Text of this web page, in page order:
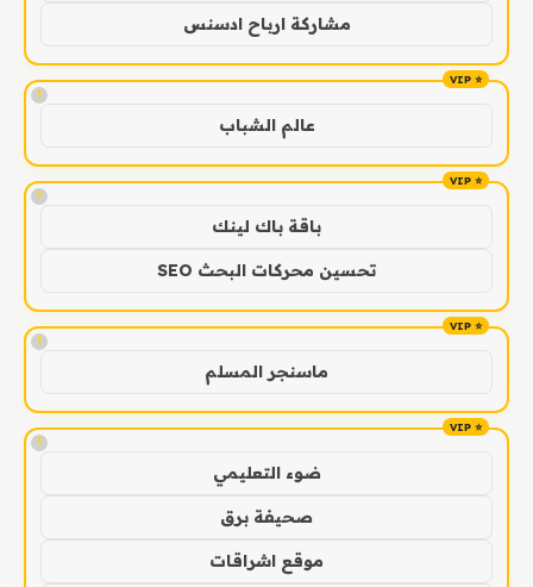
مشاركة ارباح ادسنس
!
عالم الشباب
!
باقة باك لينك
تحسين محركات البحث SEO
!
ماسنجر المسلم
!
ضوء التعليمي
صحيفة برق
موقع اشراقات